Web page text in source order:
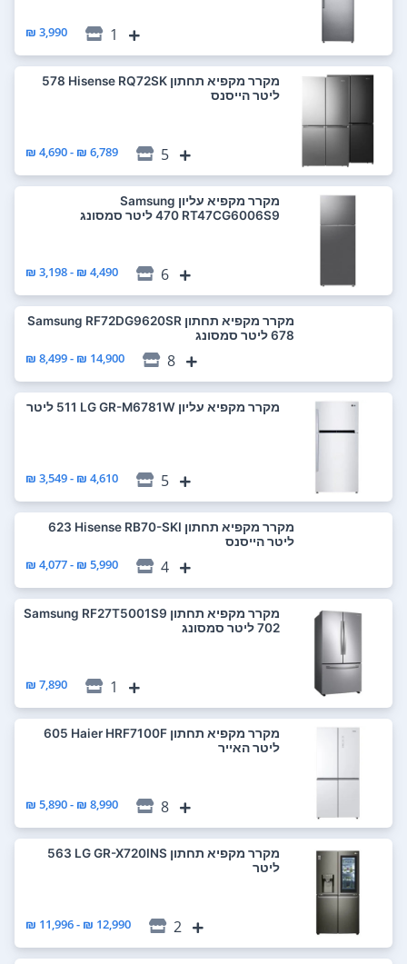
1
3,990 ₪
מקרר ‏מקפיא תחתון Hisense RQ72SK ‏578
‏ליטר הייסנס
5
6,789 ₪ - 4,690 ₪
מקרר ‏מקפיא עליון Samsung
RT47CG6006S9 ‏470 ‏ליטר סמסונג
6
4,490 ₪ - 3,198 ₪
מקרר ‏מקפיא תחתון Samsung RF72DG9620SR
8
14,900 ₪ - 8,499 ₪
מקרר ‏מקפיא עליון LG GR-M6781W ‏511 ‏ליטר
5
4,610 ₪ - 3,549 ₪
מקרר ‏מקפיא תחתון Hisense RB70-SKI ‏623
‏ליטר הייסנס
4
5,990 ₪ - 4,077 ₪
מקרר ‏מקפיא תחתון Samsung RF27T5001S9
1
7,890 ₪
מקרר ‏מקפיא תחתון Haier HRF7100F ‏605
‏ליטר האייר
8
8,990 ₪ - 5,890 ₪
מקרר ‏מקפיא תחתון LG GR-X720INS ‏563
‏ליטר
2
12,990 ₪ - 11,996 ₪